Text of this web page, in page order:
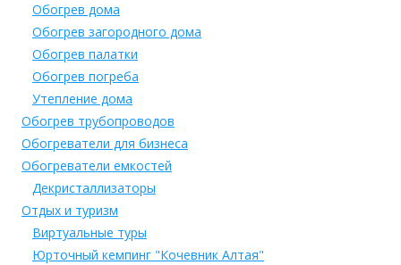
Обогрев дома
Обогрев загородного дома
Обогрев палатки
Обогрев погреба
Утепление дома
Обогрев трубопроводов
Обогреватели для бизнеса
Обогреватели емкостей
Декристаллизаторы
Отдых и туризм
Виртуальные туры
Юрточный кемпинг "Кочевник Алтая"